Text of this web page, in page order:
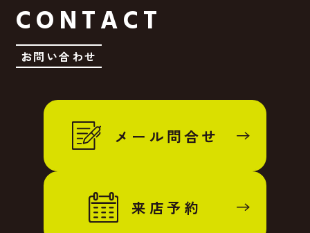
CONTACT
お問い合わせ
メール問合せ
来店予約